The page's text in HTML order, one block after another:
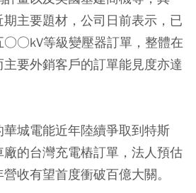
主要題材，公司日前表示，已
○○kV等級變壓器訂單，整體在
要外銷客戶的訂單能見度亦達
城電能近年陸續爭取到特斯
的台灣充電樁訂單，法人預估
收有望首度衝破百億大關。